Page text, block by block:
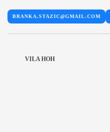
BRANKA.STAZIC@GMAIL.COM
VILA HOH